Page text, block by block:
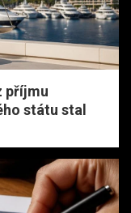
příjmu
státu stal